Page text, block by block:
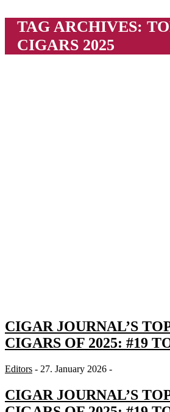
TAG ARCHIVES:
CIGARS 2025
CIGAR JOURNAL’S
CIGARS OF 2025: #19
Editors - 27. January 2026 -
CIGAR JOURNAL’S